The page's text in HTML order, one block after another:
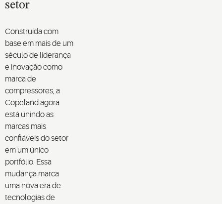
setor
Construída com
base em mais de um
século de liderança
e inovação como
marca de
compressores, a
Copeland agora
está unindo as
marcas mais
confiáveis do setor
em um único
portfólio. Essa
mudança marca
uma nova era de
tecnologias de